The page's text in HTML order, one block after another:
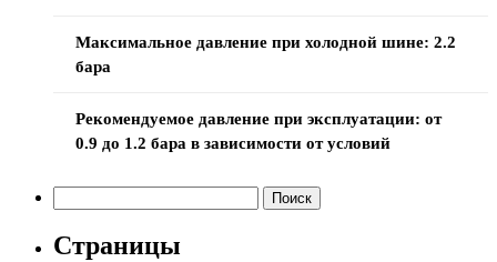
Максимальное давление при холодной шине: 2.2
бара
Рекомендуемое давление при эксплуатации: от
0.9 до 1.2 бара в зависимости от условий
Страницы